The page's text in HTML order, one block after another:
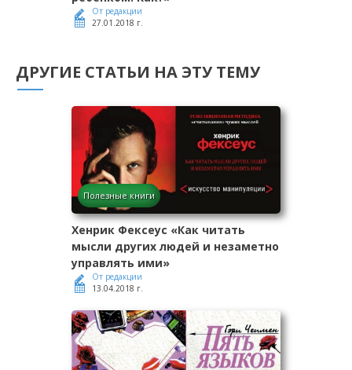
От редакции
27.01.2018 г.
ДРУГИЕ СТАТЬИ НА ЭТУ ТЕМУ
Полезные книги
Хенрик Фексеус «Как читать
мысли других людей и незаметно
управлять ими»
От редакции
13.04.2018 г.